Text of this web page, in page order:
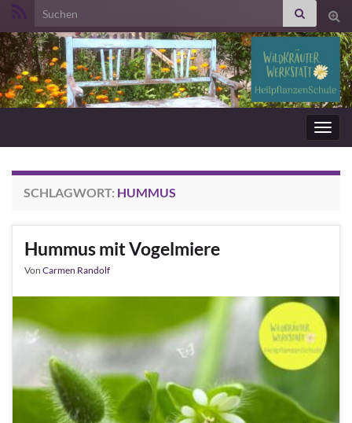
Search for:
SCHLAGWORT: HUMMUS
Hummus mit Vogelmiere
Von Carmen Randolf